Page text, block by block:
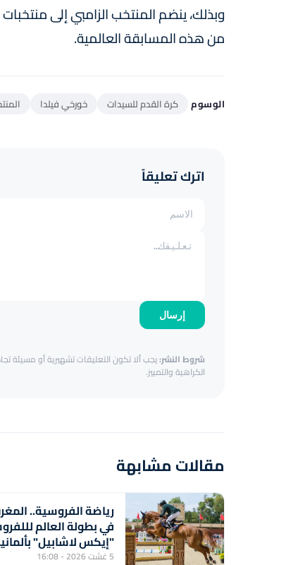
وبذلك، ينضم المنتخب الزامبي إلى منتخبات
من هذه المسابقة العالمية.
الوسوم كرة القدم للسيدات خورخي فيلدا
اترك تعليقاً
إرسال
شروط النشر:يجب ألا تكون التعليقات تشهيرية أو مسيئة
الكراهية والتمييز.
مقالات مشابهة
رياضة الفروسية..
في بطولة العالم
"إيكس لاشابيل"
5 غشت 2026 - 16:08